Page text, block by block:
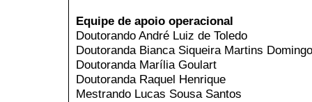
Equipe de apoio operacional
Doutorando André Luiz de Toledo
Doutoranda Bianca Siqueira Martins
Doutoranda Marília Goulart
Doutoranda Raquel Henrique
Mestrando Lucas Sousa Santos